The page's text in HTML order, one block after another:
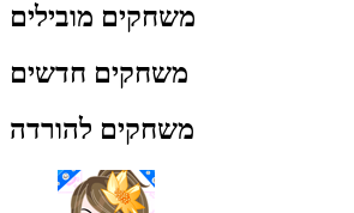
משחקים מובילים
משחקים חדשים
משחקים להורדה